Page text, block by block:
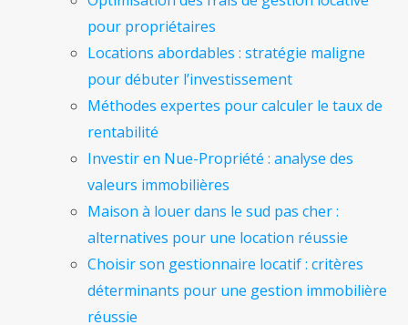
pour propriétaires
Locations abordables : stratégie maligne
pour débuter l’investissement
Méthodes expertes pour calculer le taux de
rentabilité
Investir en Nue-Propriété : analyse des
valeurs immobilières
Maison à louer dans le sud pas cher :
alternatives pour une location réussie
Choisir son gestionnaire locatif : critères
déterminants pour une gestion immobilière
réussie